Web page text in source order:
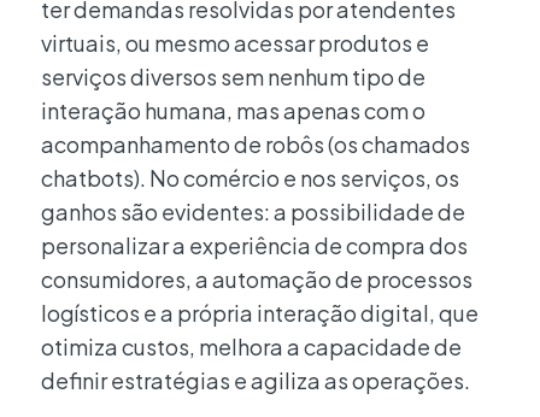
ter demandas resolvidas por atendentes
virtuais, ou mesmo acessar produtos e
serviços diversos sem nenhum tipo de
interação humana, mas apenas com o
acompanhamento de robôs (os chamados
chatbots). No comércio e nos serviços, os
ganhos são evidentes: a possibilidade de
personalizar a experiência de compra dos
consumidores, a automação de processos
logísticos e a própria interação digital, que
otimiza custos, melhora a capacidade de
definir estratégias e agiliza as operações.